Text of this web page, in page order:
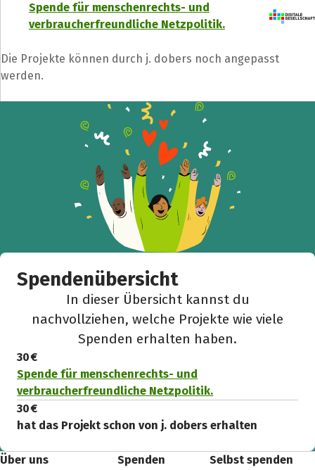
Spende für menschenrechts- und
verbraucherfreundliche Netzpolitik.
Die Projekte können durch j. dobers noch angepasst
werden.
Spendenübersicht
In dieser Übersicht kannst du
nachvollziehen, welche Projekte wie viele
Spenden erhalten haben.
30 €
Spende für menschenrechts- und
verbraucherfreundliche Netzpolitik.
30 €
hat das Projekt schon von j. dobers erhalten
Über uns
Spenden
Selbst spenden